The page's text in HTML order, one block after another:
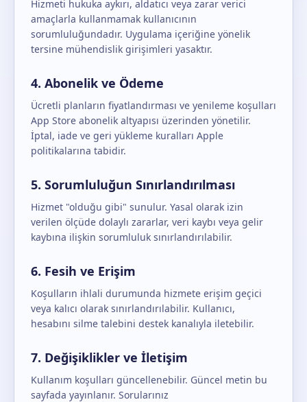
Hizmeti hukuka aykırı, aldatıcı veya zarar verici
amaçlarla kullanmamak kullanıcının
sorumluluğundadır. Uygulama içeriğine yönelik
tersine mühendislik girişimleri yasaktır.
4. Abonelik ve Ödeme
Ücretli planların fiyatlandırması ve yenileme koşulları
App Store abonelik altyapısı üzerinden yönetilir.
İptal, iade ve geri yükleme kuralları Apple
politikalarına tabidir.
5. Sorumluluğun Sınırlandırılması
Hizmet "olduğu gibi" sunulur. Yasal olarak izin
verilen ölçüde dolaylı zararlar, veri kaybı veya gelir
kaybına ilişkin sorumluluk sınırlandırılabilir.
6. Fesih ve Erişim
Koşulların ihlali durumunda hizmete erişim geçici
veya kalıcı olarak sınırlandırılabilir. Kullanıcı,
hesabını silme talebini destek kanalıyla iletebilir.
7. Değişiklikler ve İletişim
Kullanım koşulları güncellenebilir. Güncel metin bu
sayfada yayınlanır. Sorularınız